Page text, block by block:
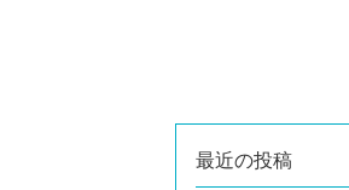
最近の投稿